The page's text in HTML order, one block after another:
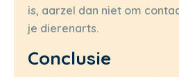
is, aarzel dan niet om
je dierenarts.
Conclusie